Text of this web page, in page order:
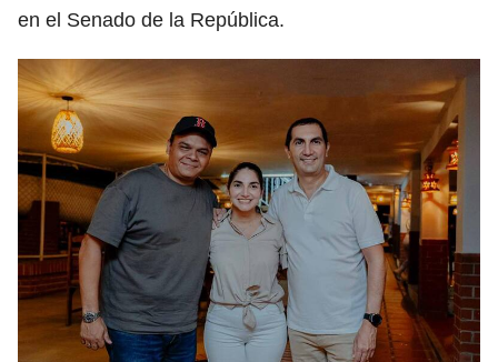
en el Senado de la República.